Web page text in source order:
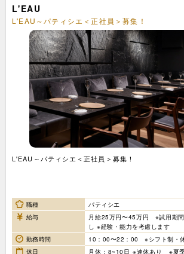
L'EAU
L'EAU～パティシエ＜正社員＞募集！
L'EAU～パティシエ＜正社員＞募集！
職種
パティシエ
給与
月給25万円〜45万円 ※試用期
し ※経験・能力を考慮します
勤務時間
10：00〜22：00 ※シフト制・
休日
月休：8~10日 ※連休あり ※夏